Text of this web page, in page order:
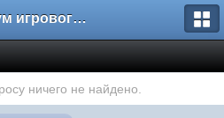
Форум игрового проекта Riverrise
ничего не найдено.